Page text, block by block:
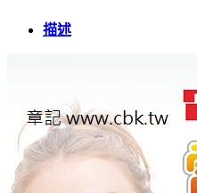
水
式)
ES-
92B012F
全
描述